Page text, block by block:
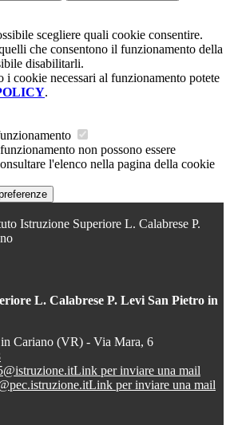
scegliere quali cookie consentire.
che consentono il funzionamento della
disabilitarli.
i cookie necessari al funzionamento potete
.
non possono essere
l'elenco nella pagina della cookie
Istruzione Superiore L. Calabrese P.
L. Calabrese P. Levi San Pietro in
Cariano (VR) - Via Mara, 6
Link per inviare una mail
Link per inviare una mail